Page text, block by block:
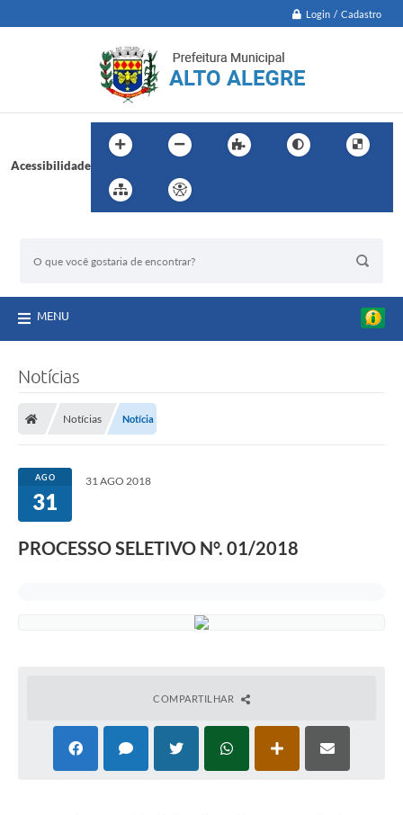
Login / Cadastro
Acessibilidade
MENU
Notícias
Notícias Notícia
AGO
31
31 AGO 2018
PROCESSO SELETIVO N°. 01/2018
COMPARTILHAR